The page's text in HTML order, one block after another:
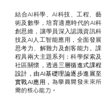
結合AI科學、AI科技、工程、藝
術及數學，培育適應時代的AI科
創思維，讓學員深入認識資訊科
技及AI人工智能應用，全面發展
思考力、解難力及創客能力。課
程具兩大主題系列：科學探索及
社區關懷，透過 三層循進式課程
設計， 由AI基礎理論逐步進展至
實戰AI應用， 為學員開發未來所
需的核心能力。